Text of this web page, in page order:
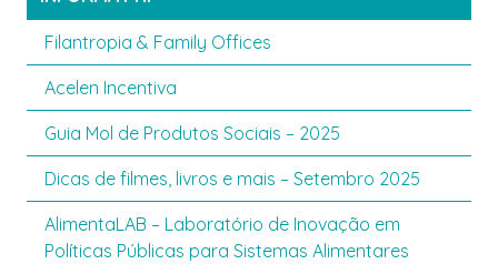
Filantropia & Family Offices
Acelen Incentiva
Guia Mol de Produtos Sociais – 2025
Dicas de filmes, livros e mais – Setembro 2025
AlimentaLAB – Laboratório de Inovação em
Políticas Públicas para Sistemas Alimentares